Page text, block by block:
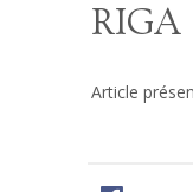
RIGA
Article